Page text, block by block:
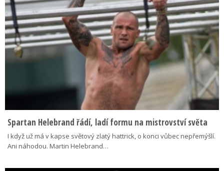
Spartan Helebrand řádí, ladí formu na mistrovství světa
I když už má v kapse světový zlatý hattrick, o konci vůbec nepřemýšlí.
Ani náhodou. Martin Helebrand…